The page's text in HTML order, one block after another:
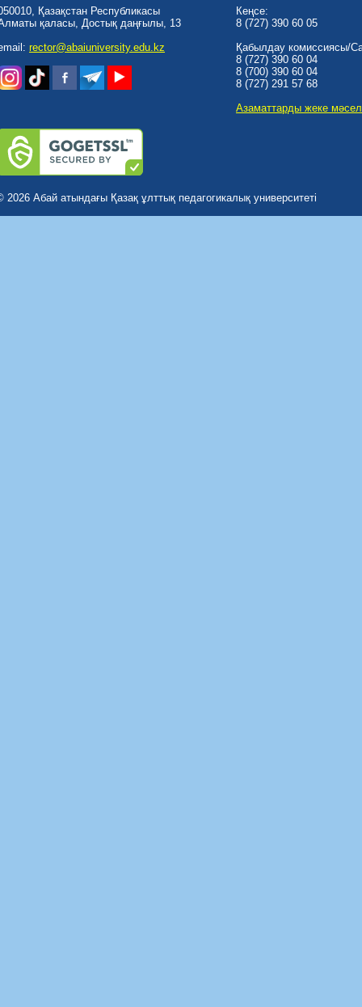
Қазақстан Республикасы
қаласы, Достық даңғылы, 13
rector@abaiuniversity.edu.kz
Кеңсе:
8 (727) 390 60 05
Қабылдау комиссиясы/
8 (727) 390 60 04
8 (700) 390 60 04
8 (727) 291 57 68
Азаматтарды жеке
2026 Абай атындағы Қазақ ұлттық педагогикалық университеті